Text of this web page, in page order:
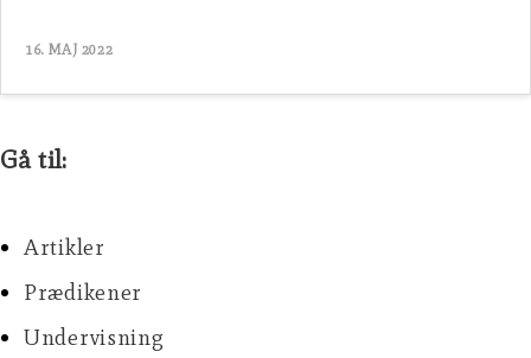
16. MAJ 2022
Gå til:
Artikler
Prædikener
Undervisning